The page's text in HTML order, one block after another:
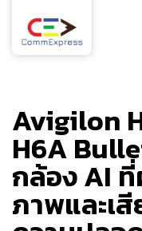
Avigilon
H6A
กล้อง AI ที่
ภาพและเ